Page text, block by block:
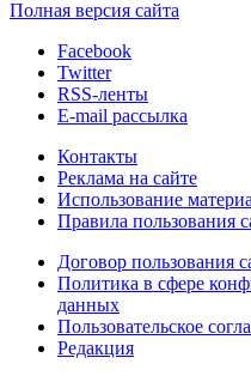
Полная версия сайта
Facebook
Twitter
RSS-ленты
E-mail рассылка
Контакты
Реклама на сайте
Использование
Правила пользования
Договор пользования
Политика в сфере
данных
Пользовательское
Редакция